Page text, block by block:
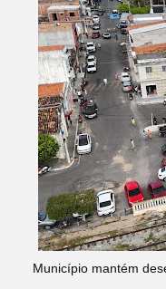
Município mantém